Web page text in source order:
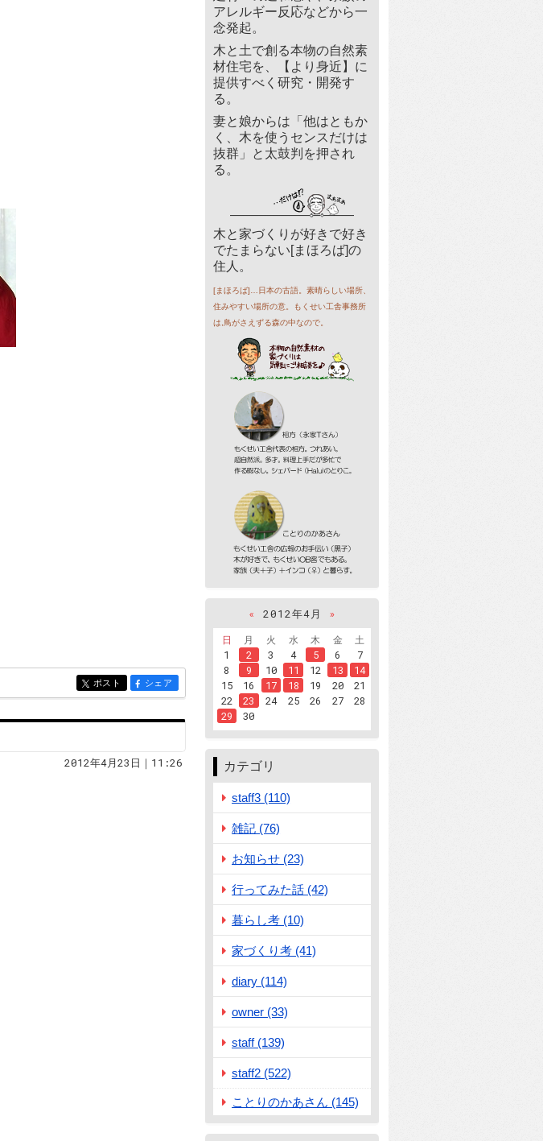
entry470
ポスト entry470
シェア
2012年4月23日｜11:26
アレルギー反応などから一
念発起。
木と土で創る本物の自然素
材住宅を、【より身近】に
提供すべく研究・開発す
る。
妻と娘からは「他はともか
く、木を使うセンスだけは
抜群」と太鼓判を押され
る。
木と家づくりが好きで好き
でたまらない[まほろば]の
住人。
[まほろば]…日本の古語。素晴らしい場所、
住みやすい場所の意。もくせい工舎事務所
は,鳥がさえずる森の中なので。
« 2012年4月
»
日
月 火 水 木 金
土
1
2 3 4 5 6
7
8
9 10 11 12 13
14
15
16 17 18 19 20
21
22
23 24 25 26 27
28
29
30
カテゴリ
staff3 (110)
雑記 (76)
お知らせ (23)
行ってみた話 (42)
暮らし考 (10)
家づくり考 (41)
diary (114)
owner (33)
staff (139)
staff2 (522)
ことりのかあさん (145)